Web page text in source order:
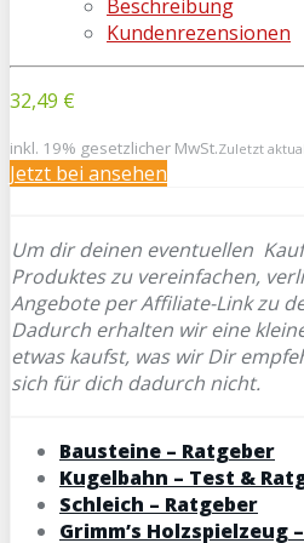
Beschreibung
Kundenrezensionen
32,49 €
inkl. 19% gesetzlicher MwSt.Zuletzt
Jetzt bei ansehen
Um dir deinen eventuellen
Produktes zu vereinfachen,
Angebote per Affiliate-Link zu
Dadurch erhalten wir eine
etwas kaufst, was wir Dir
sich für dich dadurch nicht.
Bausteine – Ratgeber
Kugelbahn – Test &
Schleich – Ratgeber
Grimm’s Holzspielzeug